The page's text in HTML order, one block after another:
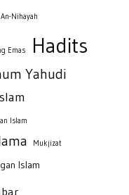
Nihayah
Emas Hadits
Yahudi
Islam
Mukjizat
Islam